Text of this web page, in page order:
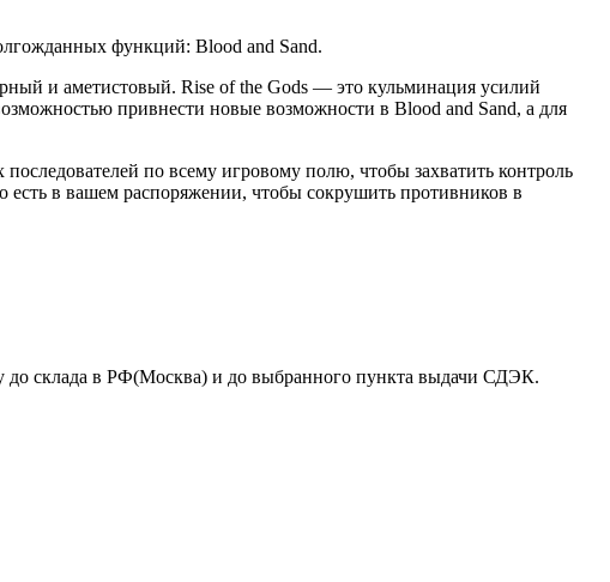
функций: Blood and Sand.
и аметистовый. Rise of the Gods — это кульминация усилий
привнести новые возможности в Blood and Sand, а для
по всему игровому полю, чтобы захватить контроль
есть в вашем распоряжении, чтобы сокрушить противников в
до склада в РФ(Москва) и до выбранного пункта выдачи СДЭК.